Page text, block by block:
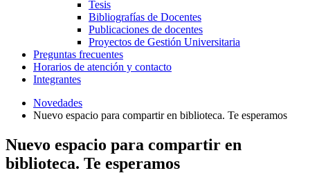
Tesis
Bibliografías de Docentes
Publicaciones de docentes
Proyectos de Gestión Universitaria
Preguntas frecuentes
Horarios de atención y contacto
Integrantes
Novedades
Nuevo espacio para compartir en biblioteca. Te esperamos
Nuevo espacio para compartir en
biblioteca. Te esperamos